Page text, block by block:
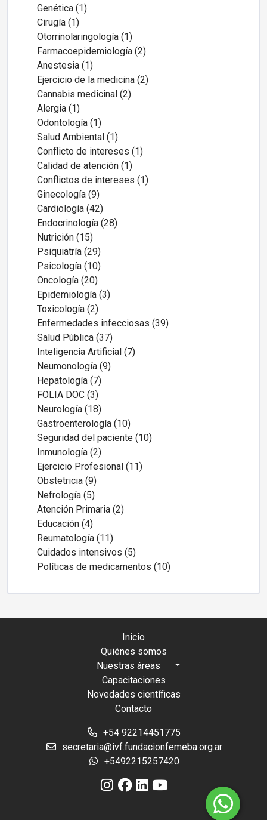
Genética (1)
Cirugía (1)
Otorrinolaringología (1)
Farmacoepidemiología (2)
Anestesia (1)
Ejercicio de la medicina (2)
Cannabis medicinal (2)
Alergia (1)
Odontología (1)
Salud Ambiental (1)
Conflicto de intereses (1)
Calidad de atención (1)
Conflictos de intereses (1)
Ginecología (9)
Cardiología (42)
Endocrinología (28)
Nutrición (15)
Psiquiatría (29)
Psicología (10)
Oncología (20)
Epidemiología (3)
Toxicología (2)
Enfermedades infecciosas (39)
Salud Pública (37)
Inteligencia Artificial (7)
Neumonología (9)
Hepatología (7)
FOLIA DOC (3)
Neurología (18)
Gastroenterología (10)
Seguridad del paciente (10)
Inmunología (2)
Ejercicio Profesional (11)
Obstetricia (9)
Nefrología (5)
Atención Primaria (2)
Educación (4)
Reumatología (11)
Cuidados intensivos (5)
Políticas de medicamentos (10)
Inicio
Quiénes somos
Nuestras áreas
Capacitaciones
Novedades científicas
Contacto
+54 92214451775
secretaria@ivf.fundacionfemeba.org.ar
+5492215257420